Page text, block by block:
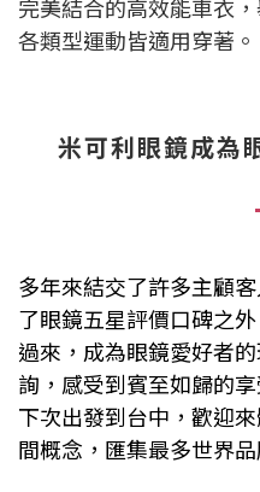
完美結合的高效能車衣
各類型運動皆適用穿著。
米可利眼鏡成為
多年來結交了許多主顧
了眼鏡五星評價口碑之外
過來 ， 成為眼鏡愛好者
詢，感受到賓至如歸的享
下次出發到台中，歡迎
間概念，匯集最多世界